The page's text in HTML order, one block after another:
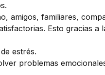
amigos, familiares,
Esto gracias a
estrés.
problemas